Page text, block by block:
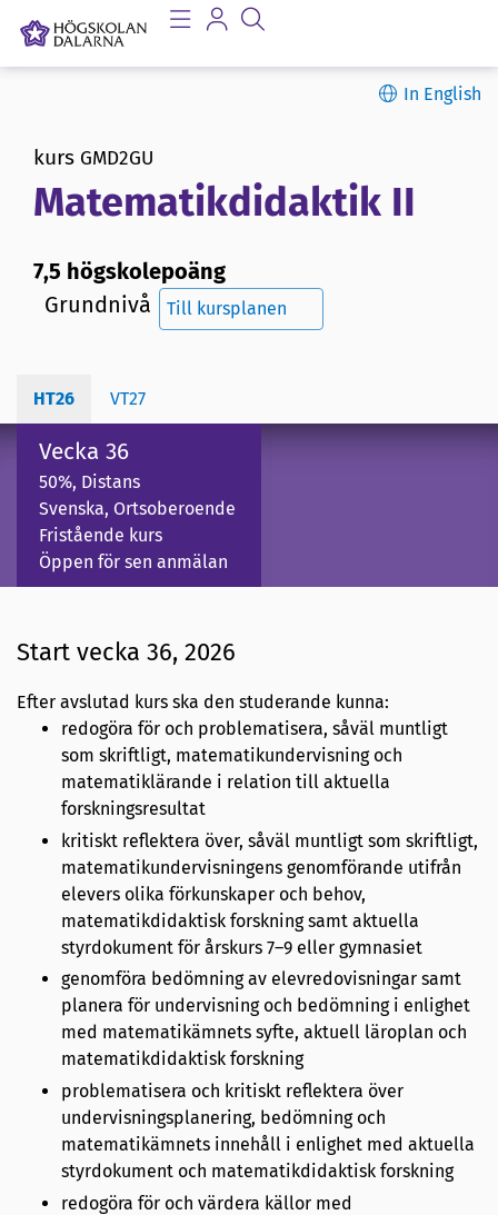
In English
kurs GMD2GU
Matematikdidaktik II
7,5 högskolepoäng
Grundnivå
Till kursplanen
HT26 VT27
Vecka 36
50%, Distans
Svenska, Ortsoberoende
Fristående kurs
Öppen för sen anmälan
Start vecka 36, 2026
Efter avslutad kurs ska den studerande kunna:
redogöra för och problematisera, såväl muntligt
som skriftligt, matematikundervisning och
matematiklärande i relation till aktuella
forskningsresultat
kritiskt reflektera över, såväl muntligt som skriftligt,
matematikundervisningens genomförande utifrån
elevers olika förkunskaper och behov,
matematikdidaktisk forskning samt aktuella
styrdokument för årskurs 7–9 eller gymnasiet
genomföra bedömning av elevredovisningar samt
planera för undervisning och bedömning i enlighet
med matematikämnets syfte, aktuell läroplan och
matematikdidaktisk forskning
problematisera och kritiskt reflektera över
undervisningsplanering, bedömning och
matematikämnets innehåll i enlighet med aktuella
styrdokument och matematikdidaktisk forskning
redogöra för och värdera källor med